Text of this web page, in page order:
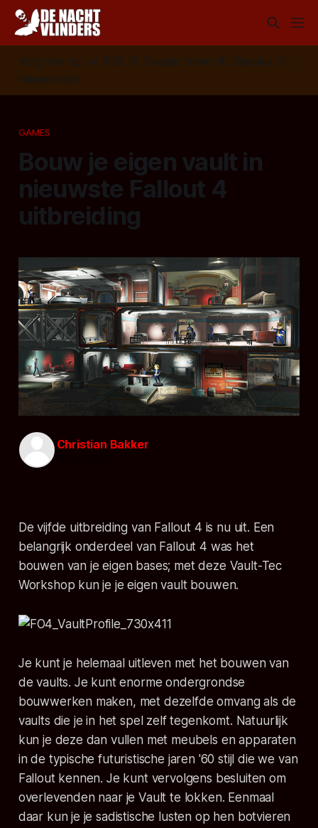
Volg ons op: 📣 RSS 📰 Google News 🦋 Bluesky
✉️
Nieuwsbrief
GAMES
Bouw je eigen vault in
nieuwste Fallout 4
uitbreiding
Christian Bakker
De vijfde uitbreiding van Fallout 4 is nu uit. Een
belangrijk onderdeel van Fallout 4 was het
bouwen van je eigen bases; met deze Vault-Tec
Workshop kun je je eigen vault bouwen.
Je kunt je helemaal uitleven met het bouwen van
de vaults. Je kunt enorme ondergrondse
bouwwerken maken, met dezelfde omvang als de
vaults die je in het spel zelf tegenkomt. Natuurlijk
kun je deze dan vullen met meubels en apparaten
in de typische futuristische jaren '60 stijl die we van
Fallout kennen. Je kunt vervolgens besluiten om
overlevenden naar je Vault te lokken. Eenmaal
daar kun je je sadistische lusten op hen botvieren